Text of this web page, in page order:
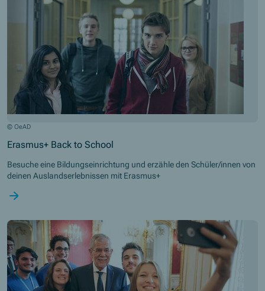
© OeAD
Erasmus+ Back to School
Besuche eine Bildungseinrichtung und erzähle den Schüler/innen von
deinen Auslandserlebnissen mit Erasmus+